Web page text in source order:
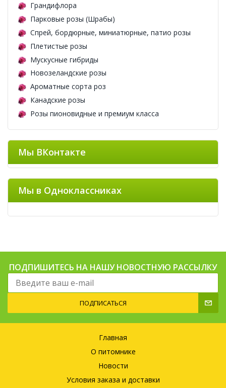
Грандифлора
Парковые розы (Шрабы)
Спрей, бордюрные, миниатюрные, патио розы
Плетистые розы
Мускусные гибриды
Новозеландские розы
Ароматные сорта роз
Канадские розы
Розы пионовидные и премиум класса
Мы ВКонтакте
Мы в Одноклассниках
ПОДПИШИТЕСЬ НА НАШУ НОВОСТНУЮ РАССЫЛКУ
ПОДПИСАТЬСЯ
Главная
О питомнике
Новости
Условия заказа и доставки